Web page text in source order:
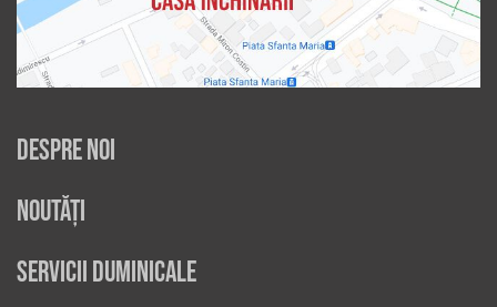
Despre noi
Noutăți
Servicii duminicale